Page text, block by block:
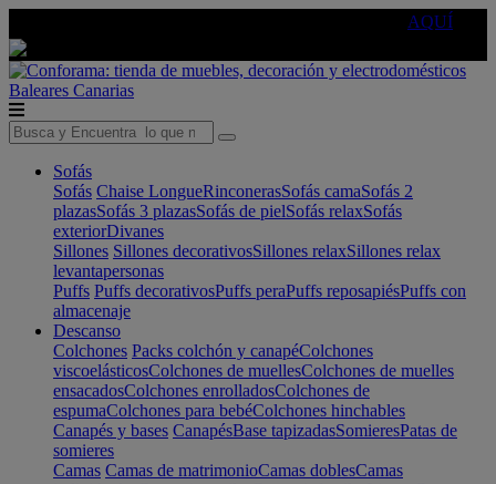
AQUÍ
Baleares Canarias
Sofás
Sofás Chaise LongueRinconerasSofás camaSofás 2
plazasSofás 3 plazasSofás de pielSofás relaxSofás
exteriorDivanes
Sillones Sillones decorativosSillones relaxSillones relax
levantapersonas
Puffs Puffs decorativosPuffs peraPuffs reposapiésPuffs con
almacenaje
Descanso
Colchones Packs colchón y canapéColchones
viscoelásticosColchones de muellesColchones de muelles
ensacadosColchones enrolladosColchones de
espumaColchones para bebéColchones hinchables
Canapés y bases CanapésBase tapizadasSomieresPatas de
somieres
Camas Camas de matrimonioCamas doblesCamas